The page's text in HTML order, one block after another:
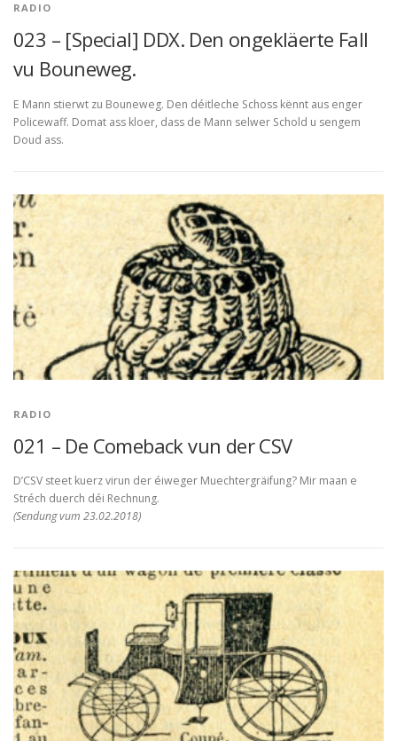
RADIO
023 – [Special] DDX. Den ongekläerte Fall
vu Bouneweg.
E Mann stierwt zu Bouneweg. Den déitleche Schoss kënnt aus enger
Policewaff. Domat ass kloer, dass de Mann selwer Schold u sengem
Doud ass.
RADIO
021 – De Comeback vun der CSV
D’CSV steet kuerz virun der éiweger Muechtergräifung? Mir maan e
Stréch duerch déi Rechnung.
(Sendung vum 23.02.2018)